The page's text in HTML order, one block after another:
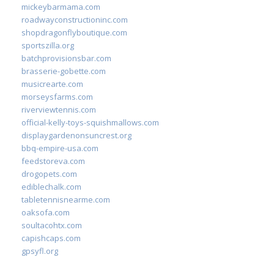
mickeybarmama.com
roadwayconstructioninc.com
shopdragonflyboutique.com
sportszilla.org
batchprovisionsbar.com
brasserie-gobette.com
musicrearte.com
morseysfarms.com
riverviewtennis.com
official-kelly-toys-squishmallows.com
displaygardenonsuncrest.org
bbq-empire-usa.com
feedstoreva.com
drogopets.com
ediblechalk.com
tabletennisnearme.com
oaksofa.com
soultacohtx.com
capishcaps.com
gpsyfl.org